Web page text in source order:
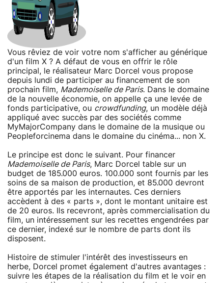
Vous rêviez de voir votre nom s'afficher au générique
d'un film X ? A défaut de vous en offrir le rôle
principal, le réalisateur Marc Dorcel vous propose
depuis lundi de participer au financement de son
prochain film, Mademoiselle de Paris. Dans le domaine
de la nouvelle économie, on appelle ça une levée de
fonds participative, ou crowdfunding, un modèle déjà
appliqué avec succès par des sociétés comme
MyMajorCompany dans le domaine de la musique ou
Peopleforcinema dans le domaine du cinéma... non X.
Le principe est donc le suivant. Pour financer
Mademoiselle de Paris, Marc Dorcel table sur un
budget de 185.000 euros. 100.000 sont fournis par les
soins de sa maison de production, et 85.000 devront
être apportés par les internautes. Ces derniers
accèdent à des « parts », dont le montant unitaire est
de 20 euros. Ils recevront, après commercialisation du
film, un intéressement sur les recettes engendrées par
ce dernier, indexé sur le nombre de parts dont ils
disposent.
Histoire de stimuler l'intérêt des investisseurs en
herbe, Dorcel promet également d'autres avantages :
suivre les étapes de la réalisation du film et le voir en